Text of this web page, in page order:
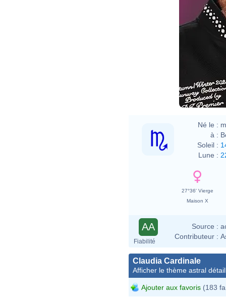
Né le :
à :
Soleil :
Lune :
27°36' Vierge
Maison X
AA
Fiabilité
Source :
Contributeur :
Claudia Cardinale
Afficher le thème astral
Ajouter aux favoris (183